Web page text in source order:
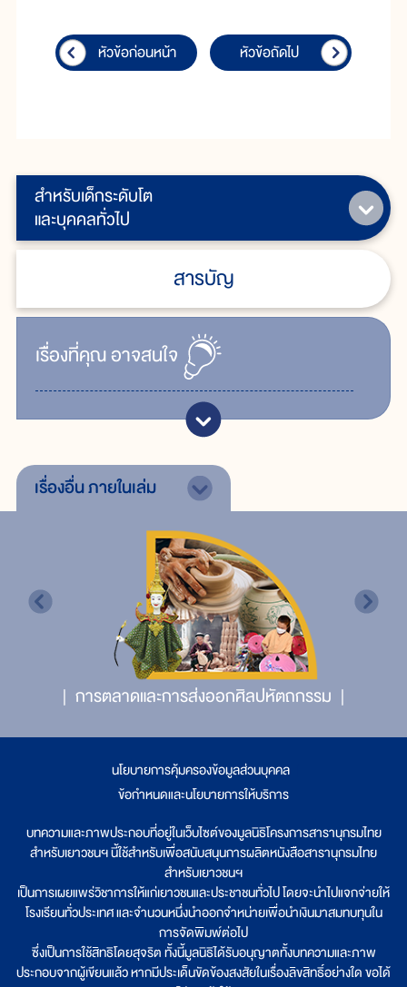
สำหรับเด็กระดับโต
และบุคคลทั่วไป
สารบัญ
เรื่ิองที่คุณอาจสนใจ
หัวข้อก่อนหน้า หัวข้อถัดไป
เรื่องอื่นภายในเล่ม
การตลาดและการส่งออกศิลปหัตถกรรม
นโยบายการคุ้มครองข้อมูลส่วนบุคคล
ข้อกำหนดและนโยบายการให้บริการ
บทความและภาพประกอบที่อยู่ในเว็บไซต์ของมูลนิธิโครงการสารานุกรมไทย
สำหรับเยาวชนฯ นี้ใช้สำหรับเพื่อสนับสนุนการผลิตหนังสือสารานุกรมไทย
สำหรับเยาวชนฯ
เป็นการเผยแพร่วิชาการให้แก่เยาวชนและประชาชนทั่วไป โดยจะนำไปแจกจ่ายให้
โรงเรียนทั่วประเทศ และจำนวนหนึ่งนำออกจำหน่ายเพื่อนำเงินมาสมทบทุนใน
การจัดพิมพ์ต่อไป
ซึ่งเป็นการใช้สิทธิโดยสุจริต ทั้งนี้มูลนิธิได้รับอนุญาตทั้งบทความและภาพ
ประกอบจากผู้เขียนแล้ว หากมีประเด็นขัดข้องสงสัยในเรื่องลิขสิทธิ์อย่างใด ขอได้